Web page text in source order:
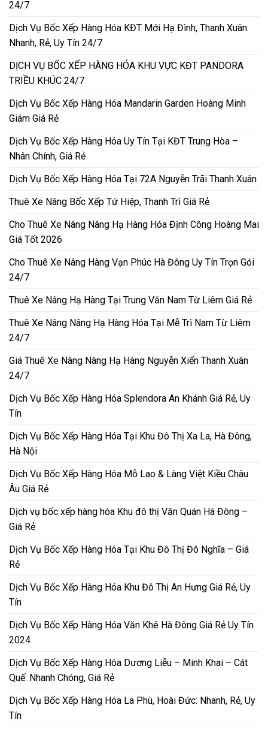
24/7
Dịch Vụ Bốc Xếp Hàng Hóa KĐT Mới Hạ Đình, Thanh Xuân:
Nhanh, Rẻ, Uy Tín 24/7
DỊCH VỤ BỐC XẾP HÀNG HÓA KHU VỰC KĐT PANDORA
TRIỀU KHÚC 24/7
Dịch Vụ Bốc Xếp Hàng Hóa Mandarin Garden Hoàng Minh
Giám Giá Rẻ
Dịch Vụ Bốc Xếp Hàng Hóa Uy Tín Tại KĐT Trung Hòa –
Nhân Chính, Giá Rẻ
Dịch Vụ Bốc Xếp Hàng Hóa Tại 72A Nguyễn Trãi Thanh Xuân
Thuê Xe Nâng Bốc Xếp Tứ Hiệp, Thanh Trì Giá Rẻ
Cho Thuê Xe Nâng Nâng Hạ Hàng Hóa Định Công Hoàng Mai
Giá Tốt 2026
Cho Thuê Xe Nâng Hàng Vạn Phúc Hà Đông Uy Tín Trọn Gói
24/7
Thuê Xe Nâng Hạ Hàng Tại Trung Văn Nam Từ Liêm Giá Rẻ
Thuê Xe Nâng Nâng Hạ Hàng Hóa Tại Mễ Trì Nam Từ Liêm
24/7
Giá Thuê Xe Nâng Nâng Hạ Hàng Nguyễn Xiển Thanh Xuân
24/7
Dịch Vụ Bốc Xếp Hàng Hóa Splendora An Khánh Giá Rẻ, Uy
Tín
Dịch Vụ Bốc Xếp Hàng Hóa Tại Khu Đô Thị Xa La, Hà Đông,
Hà Nội
Dịch Vụ Bốc Xếp Hàng Hóa Mỗ Lao & Làng Việt Kiều Châu
Âu Giá Rẻ
Dịch vụ bốc xếp hàng hóa Khu đô thị Văn Quán Hà Đông –
Giá Rẻ
Dịch Vụ Bốc Xếp Hàng Hóa Tại Khu Đô Thị Đô Nghĩa – Giá
Rẻ
Dịch Vụ Bốc Xếp Hàng Hóa Khu Đô Thị An Hưng Giá Rẻ, Uy
Tín
Dịch Vụ Bốc Xếp Hàng Hóa Văn Khê Hà Đông Giá Rẻ Uy Tín
2024
Dịch Vụ Bốc Xếp Hàng Hóa Dương Liễu – Minh Khai – Cát
Quế: Nhanh Chóng, Giá Rẻ
Dịch Vụ Bốc Xếp Hàng Hóa La Phù, Hoài Đức: Nhanh, Rẻ, Uy
Tín